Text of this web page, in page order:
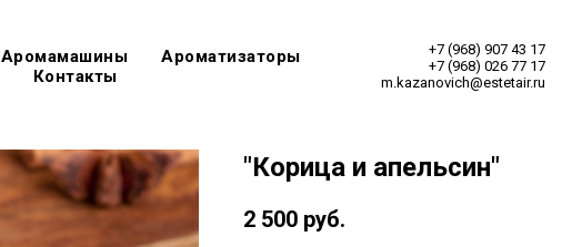
Аромамашины
Ароматизаторы
Контакты
+7 (968) 907 43 17
+7 (968) 026 77 17
m.kazanovich@estetair.ru
"Корица и апельсин"
2 500 руб.